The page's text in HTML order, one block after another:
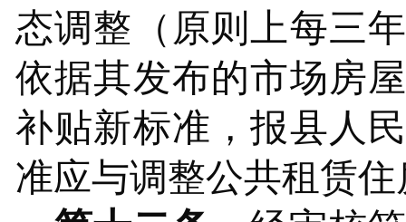
态调整（原则上每三
依据其发布的市场房
补贴新标准，报县 人
准应与调整公共租赁